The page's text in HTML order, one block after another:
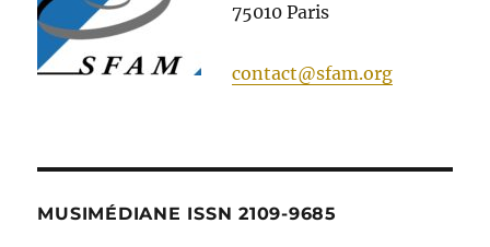
75010 Paris
contact@sfam.org
MUSIMÉDIANE ISSN 2109-9685